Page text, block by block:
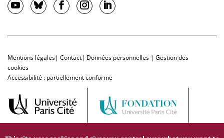
Mentions légales| Contact| Données personnelles | Gestion des
cookies
Accessibilité : partiellement conforme